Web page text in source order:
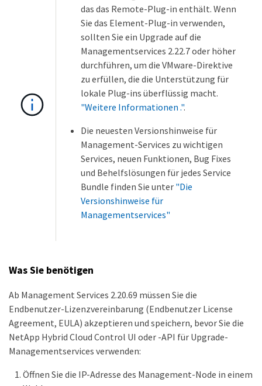
das das Remote-Plug-in enthält. Wenn
Sie das Element-Plug-in verwenden,
sollten Sie ein Upgrade auf die
Managementservices 2.22.7 oder höher
durchführen, um die VMware-Direktive
zu erfüllen, die die Unterstützung für
lokale Plug-ins überflüssig macht.
"Weitere Informationen .".
Die neuesten Versionshinweise für
Management-Services zu wichtigen
Services, neuen Funktionen, Bug Fixes
und Behelfslösungen für jedes Service
Bundle finden Sie unter "Die
Versionshinweise für
Managementservices"
Was Sie benötigen
Ab Management Services 2.20.69 müssen Sie die
Endbenutzer-Lizenzvereinbarung (Endbenutzer License
Agreement, EULA) akzeptieren und speichern, bevor Sie die
NetApp Hybrid Cloud Control UI oder -API für Upgrade-
Managementservices verwenden:
Öffnen Sie die IP-Adresse des Management-Node in einem